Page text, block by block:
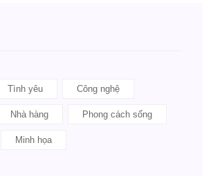
Tình yêu Công nghệ
Nhà hàng Phong cách sống
Minh họa